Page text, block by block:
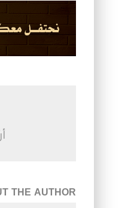
THE AUTHOR